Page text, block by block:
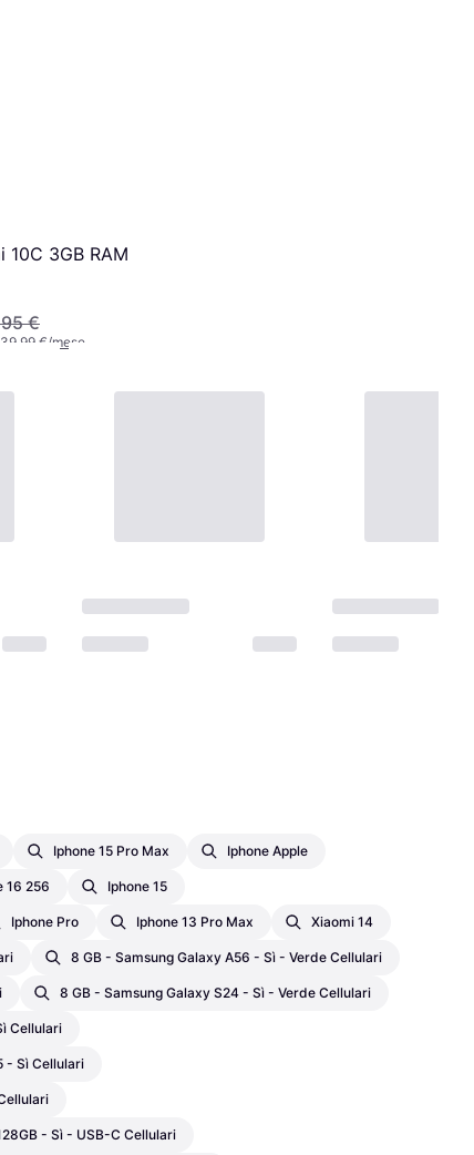
10C 3GB RAM
€
€/mese
Iphone 15 Pro Max Iphone Apple
16 256 Iphone 15
Iphone Pro Iphone 13 Pro Max Xiaomi 14
8 GB - Samsung Galaxy A56 - Sì - Verde Cellulari
8 GB - Samsung Galaxy S24 - Sì - Verde Cellulari
Cellulari
- Sì Cellulari
- Sì - USB-C Cellulari